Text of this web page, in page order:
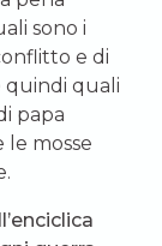
sono i
e di
quindi quali
papa
le mosse